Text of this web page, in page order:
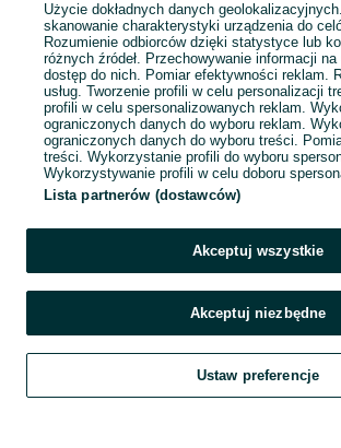
Szukaj Obserwujesz Dodaj
Użycie dokładnych danych
skanowanie charakterystyki urządzenia do
Rozumienie odbiorców dzięki statystyce lub
różnych źródeł. Przechowywanie informacji
dostęp do nich. Pomiar efektywności reklam.
usług. Tworzenie profili w celu personalizacji
profili w celu spersonalizowanych reklam.
ograniczonych danych do wyboru reklam.
ograniczonych danych do wyboru treści.
treści. Wykorzystanie profili do wyboru
Wykorzystywanie profili w celu doboru
Lista partnerów (dostawców)
Akceptuj wszystkie
Akceptuj niezbędne
Ustaw preferencje